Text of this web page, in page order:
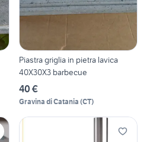
Piastra griglia in pietra lavica
40X30X3 barbecue
40 €
Gravina di Catania (CT)